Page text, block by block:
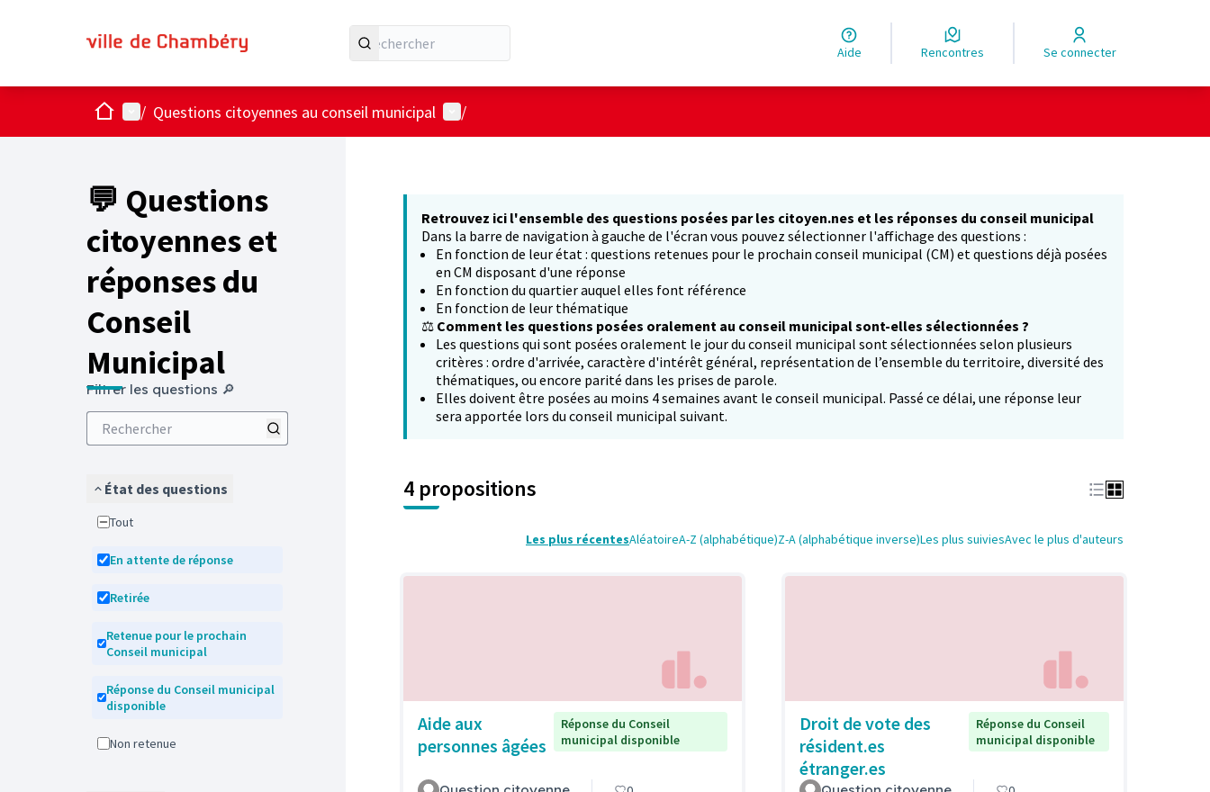
Aide Rencontres Se connecter
AccueilMenu principal
/ Questions citoyennes au conseil municipal Menu utilisateur
/
💬 Questions
citoyennes et
réponses du
Conseil
Municipal
Filtrer les questions 🔎
État des questions
Tout
En attente de réponse
Retirée
Retenue pour le prochain
Conseil municipal
Réponse du Conseil municipal
disponible
Non retenue
Retrouvez ici l'ensemble des questions posées par les citoyen.nes et les réponses du conseil municipal
Dans la barre de navigation à gauche de l'écran vous pouvez sélectionner l'affichage des questions :
En fonction de leur état : questions retenues pour le prochain conseil municipal (CM) et questions déjà posées
en CM disposant d'une réponse
En fonction du quartier auquel elles font référence
En fonction de leur thématique
⚖️ Comment les questions posées oralement au conseil municipal sont-elles sélectionnées ?
Les questions qui sont posées oralement le jour du conseil municipal sont sélectionnées selon plusieurs
critères : ordre d'arrivée, caractère d'intérêt général, représentation de l’ensemble du territoire, diversité des
thématiques, ou encore parité dans les prises de parole.
Elles doivent être posées au moins 4 semaines avant le conseil municipal. Passé ce délai, une réponse leur
sera apportée lors du conseil municipal suivant.
4 propositions
Les plus récentesAléatoireA-Z (alphabétique)Z-A (alphabétique inverse)Les plus suiviesAvec le plus d'auteurs
Aide aux
personnes âgées
Réponse du Conseil
municipal disponible
Droit de vote des
résident.es
étranger.es
Réponse du Conseil
municipal disponible